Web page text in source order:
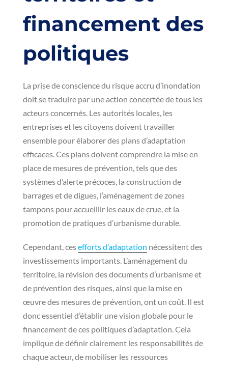
financement des
politiques
La prise de conscience du risque accru d’inondation
doit se traduire par une action concertée de tous les
acteurs concernés. Les autorités locales, les
entreprises et les citoyens doivent travailler
ensemble pour élaborer des plans d’adaptation
efficaces. Ces plans doivent comprendre la mise en
place de mesures de prévention, tels que des
systèmes d’alerte précoces, la construction de
barrages et de digues, l’aménagement de zones
tampons pour accueillir les eaux de crue, et la
promotion de pratiques d’urbanisme durable.
Cependant, cesefforts d’adaptation nécessitent des
investissements importants. L’aménagement du
territoire, la révision des documents d’urbanisme et
de prévention des risques, ainsi que la mise en
œuvre des mesures de prévention, ont un coût. Il est
donc essentiel d’établir une vision globale pour le
financement de ces politiques d’adaptation. Cela
implique de définir clairement les responsabilités de
chaque acteur, de mobiliser les ressources